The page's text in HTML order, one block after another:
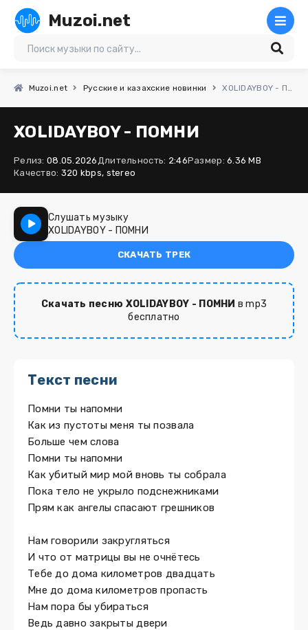
Muzoi.net
Muzoi.net Русские и казахские новинки XOLIDAYBOY - ПОМНИ
XOLIDAYBOY - ПОМНИ
Релиз: 08.05.2026Длительность: 2:46Размер: 6.36 MB
Качество: 320 kbps, stereo
Слушать музыку
XOLIDAYBOY - ПОМНИ
СКАЧАТЬ ТРЕК
Скачать песню XOLIDAYBOY - ПОМНИ в mp3
бесплатно
Текст песни
Помни ты напомни
Как из пустоты меня ты позвала
Больше чем слова
Помни ты напомни
Как убитый мир мой вновь ты собрала
Пока тело не укрыло подснежниками
Прям как ангелы спасают грешников
Нам говорили закругляться
И что от матрицы вы не очнётесь
Тебе до дома километров двадцать
Мне до дома километров пропасть
Нам пора бы убираться
Ведь давно закрыты двери